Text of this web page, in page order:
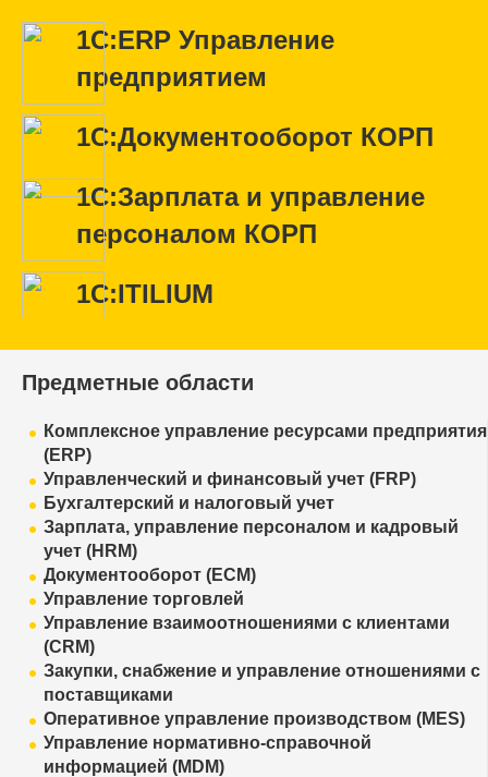
1С:ERP Управление
предприятием
1С:Документооборот КОРП
1С:Зарплата и управление
персоналом КОРП
1С:ITILIUM
Предметные области
Комплексное управление ресурсами предприятия
(ERP)
Управленческий и финансовый учет (FRP)
Бухгалтерский и налоговый учет
Зарплата, управление персоналом и кадровый
учет (HRM)
Документооборот (ECM)
Управление торговлей
Управление взаимоотношениями с клиентами
(CRM)
Закупки, снабжение и управление отношениями с
поставщиками
Оперативное управление производством (MES)
Управление нормативно-справочной
информацией (MDM)